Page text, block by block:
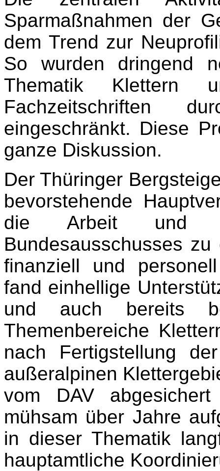
Sparmaßnahmen der
dem Trend zur
So wurden dringend
Thematik Klettern
Fachzeitschriften
eingeschränkt. Diese
ganze Diskussion.
Der Thüringer
bevorstehende
die Arbeit und
Bundesausschusses
finanziell und
fand einhellige
und auch bereits
Themenbereiche
nach Fertigstellung
außeralpinen
vom DAV
mühsam über Jahre
in dieser Thematik
hauptamtliche